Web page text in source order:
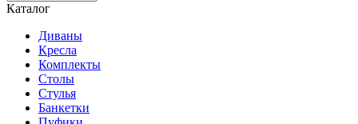
Каталог
Диваны
Кресла
Комплекты
Столы
Стулья
Банкетки